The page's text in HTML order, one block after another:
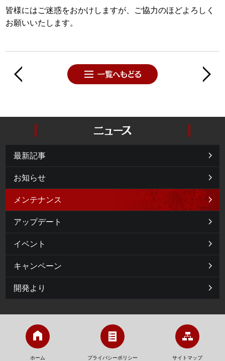
皆様にはご迷惑をおかけしますが、ご協力のほどよろしく
お願いいたします。
最新記事
お知らせ
メンテナンス
アップデート
イベント
キャンペーン
開発より
ホーム プライバシーポリシー サイトマップ